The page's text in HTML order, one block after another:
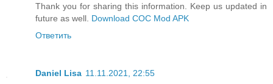
Thank you for sharing this information. Keep us updated in
future as well. Download COC Mod APK
Ответить
Daniel Lisa 11.11.2021, 22:55